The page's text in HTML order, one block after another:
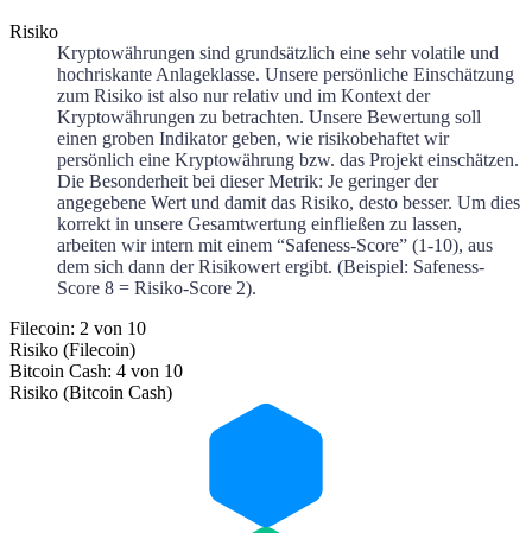
Risiko
Kryptowährungen sind grundsätzlich eine sehr volatile und
hochriskante Anlageklasse. Unsere persönliche Einschätzung
zum Risiko ist also nur relativ und im Kontext der
Kryptowährungen zu betrachten. Unsere Bewertung soll
einen groben Indikator geben, wie risikobehaftet wir
persönlich eine Kryptowährung bzw. das Projekt einschätzen.
Die Besonderheit bei dieser Metrik: Je geringer der
angegebene Wert und damit das Risiko, desto besser. Um dies
korrekt in unsere Gesamtwertung einfließen zu lassen,
arbeiten wir intern mit einem “Safeness-Score” (1-10), aus
dem sich dann der Risikowert ergibt. (Beispiel: Safeness-
Score 8 = Risiko-Score 2).
Filecoin: 2 von 10
Risiko (Filecoin)
Bitcoin Cash: 4 von 10
Risiko (Bitcoin Cash)